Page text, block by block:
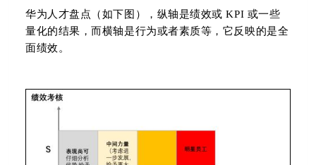
华为人才盘点（如下图）， 纵轴是绩效或 KPI 或一些
量化的结果，而横轴是行为或者素质等，它反映的是全
面绩效。